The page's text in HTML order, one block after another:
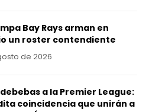
Bay Rays arman en
un roster contendiente
de 2026
a la Premier League:
coincidencia que unirán a